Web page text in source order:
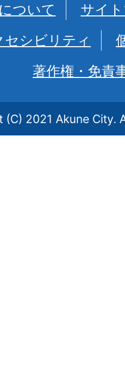
ついて
サイ
シビリティ
著作権・免責
(C) 2021 Akune City.